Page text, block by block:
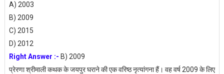
A) 2003
B) 2009
C) 2015
D) 2012
Right Answer :- B) 2009
प्रेरणा श्रीमाली कथक के जयपुर घराने की एक वरिष्ठ नृत्यांगना हैं। वह वर्ष 2009 के लिए